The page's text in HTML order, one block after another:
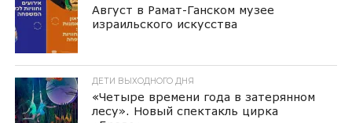
Август в Рамат-Ганском музее
израильского искусства
ДЕТИ ВЫХОДНОГО ДНЯ
«Четыре времени года в затерянном
лесу». Новый спектакль цирка